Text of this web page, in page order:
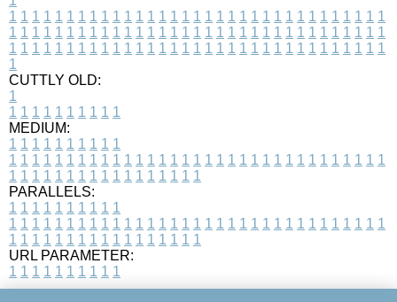
1 1 1 1 1 1 1 1 1 1 1 1 1 1 1 1 1 1 1 1 1 1 1 1 1 1 1 1 1 1 1 1 1
1 1 1 1 1 1 1 1 1 1 1 1 1 1 1 1 1 1 1 1 1 1 1 1 1 1 1 1 1 1 1 1 1
1 1 1 1 1 1 1 1 1 1 1 1 1 1 1 1 1 1 1 1 1 1 1 1 1 1 1 1 1 1 1 1 1
1
CUTTLY OLD:
1
1 1 1 1 1 1 1 1 1 1
MEDIUM:
1 1 1 1 1 1 1 1 1 1
1 1 1 1 1 1 1 1 1 1 1 1 1 1 1 1 1 1 1 1 1 1 1 1 1 1 1 1 1 1 1 1 1
1 1 1 1 1 1 1 1 1 1 1 1 1 1 1 1 1
PARALLELS:
1 1 1 1 1 1 1 1 1 1
1 1 1 1 1 1 1 1 1 1 1 1 1 1 1 1 1 1 1 1 1 1 1 1 1 1 1 1 1 1 1 1 1
1 1 1 1 1 1 1 1 1 1 1 1 1 1 1 1 1
URL PARAMETER:
1 1 1 1 1 1 1 1 1 1